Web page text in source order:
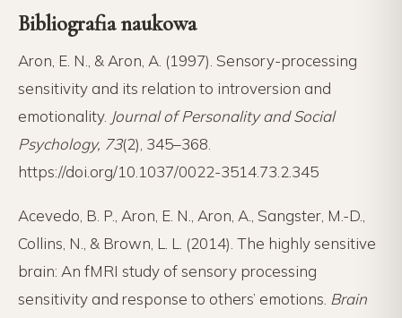
Bibliografia naukowa
Aron, E. N., & Aron, A. (1997). Sensory-processing
sensitivity and its relation to introversion and
emotionality. Journal of Personality and Social
Psychology, 73(2), 345–368.
https://doi.org/10.1037/0022-3514.73.2.345
Acevedo, B. P., Aron, E. N., Aron, A., Sangster, M.-D.,
Collins, N., & Brown, L. L. (2014). The highly sensitive
brain: An fMRI study of sensory processing
sensitivity and response to others’ emotions. Brain